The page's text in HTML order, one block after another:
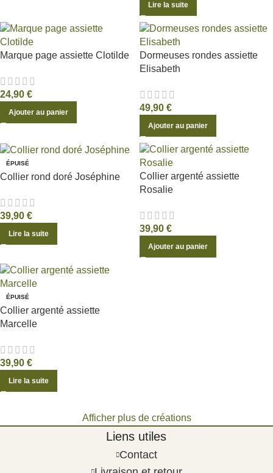
Lire la suite
Marque page assiette Clotilde
24,90 €
Ajouter au panier
Dormeuses rondes assiette
Elisabeth
49,90 €
Ajouter au panier
ÉPUISÉ
Collier rond doré Joséphine
39,90 €
Lire la suite
Collier argenté assiette
Rosalie
39,90 €
Ajouter au panier
ÉPUISÉ
Collier argenté assiette
Marcelle
39,90 €
Lire la suite
Afficher plus de créations
Liens utiles
Contact